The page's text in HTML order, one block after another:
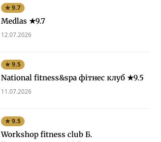
★ 9.7
Medlas ★9.7
12.07.2026
★ 9.5
National fitness&spa фітнес клуб ★9.5
11.07.2026
★ 9.5
Workshop fitness club Б.